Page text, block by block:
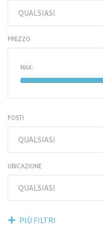
QUALSIASI
PREZZO
MAX:
POSTI
QUALSIASI
UBICAZIONE
QUALSIASI
PIÙ FILTRI